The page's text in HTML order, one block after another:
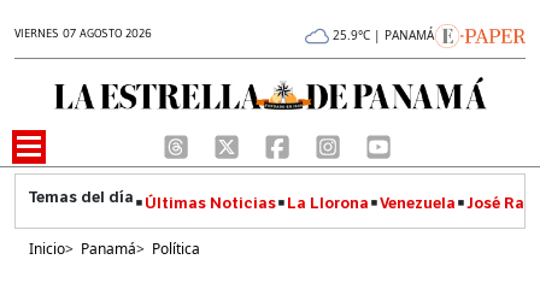
VIERNES 07 AGOSTO 2026 25.9°C | PANAMÁ
Últimas Noticias La Llorona Venezuela José
Inicio> Panamá> Política